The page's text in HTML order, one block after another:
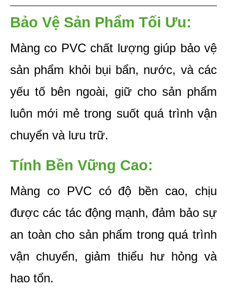
Bảo Vệ Sản Phẩm Tối Ưu:
Màng co PVC chất lượng giúp bảo vệ
sản phẩm khỏi bụi bẩn, nước, và các
yếu tố bên ngoài, giữ cho sản phẩm
luôn mới mẻ trong suốt quá trình vận
chuyển và lưu trữ.
Tính Bền Vững Cao:
Màng co PVC có độ bền cao, chịu
được các tác động mạnh, đảm bảo sự
an toàn cho sản phẩm trong quá trình
vận chuyển, giảm thiểu hư hỏng và
hao tổn.